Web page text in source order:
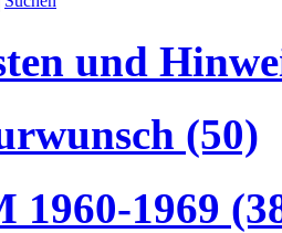
und
(50)
1960-1969